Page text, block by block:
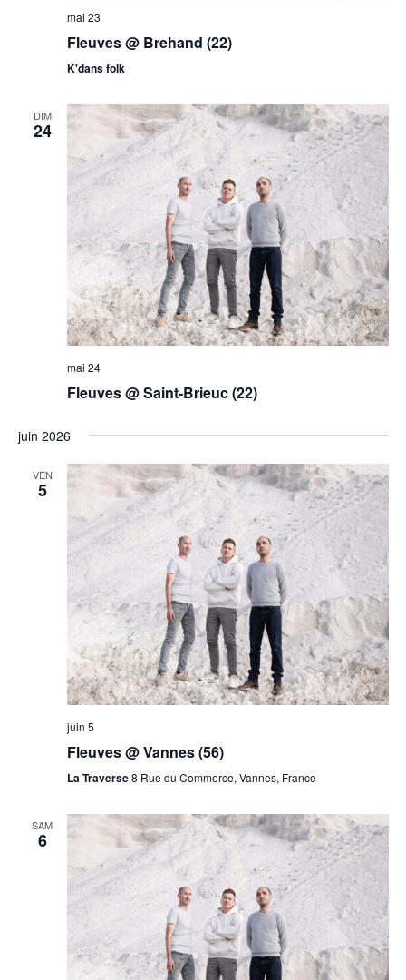
mai 23
Fleuves @ Brehand (22)
K'dans folk
DIM
24
mai 24
Fleuves @ Saint-Brieuc (22)
juin 2026
VEN
5
juin 5
Fleuves @ Vannes (56)
La Traverse8 Rue du Commerce, Vannes, France
SAM
6